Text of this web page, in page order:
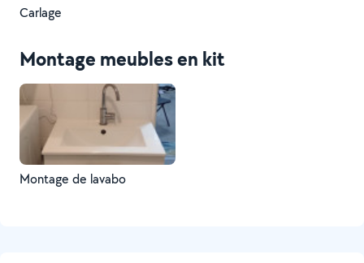
Carlage
Montage meubles en kit
Montage de lavabo